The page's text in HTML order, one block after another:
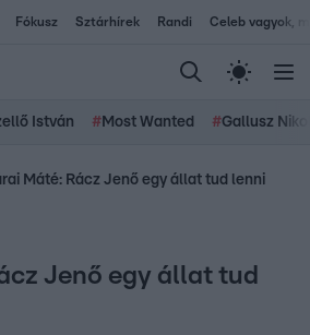
Fókusz Sztárhírek Randi Celeb vagyok,
István # Most Wanted #Gallusz
Máté: Rácz Jenő egy állat tud lenni
Jenő egy állat tud